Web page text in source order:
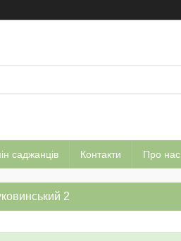
саджанців Контакти Про нас
2